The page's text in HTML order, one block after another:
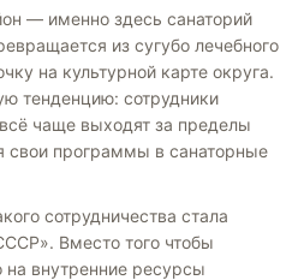
— именно здесь санаторий
из сугубо лечебного
на культурной карте округа.
тенденцию: сотрудники
чаще выходят за пределы
свои программы в санаторные
сотрудничества стала
Вместо того чтобы
на внутренние ресурсы